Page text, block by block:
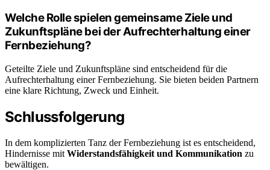
Welche Rolle spielen gemeinsame Ziele und
Zukunftspläne bei der Aufrechterhaltung einer
Fernbeziehung?
Geteilte Ziele und Zukunftspläne sind entscheidend für die
Aufrechterhaltung einer Fernbeziehung. Sie bieten beiden Partnern
eine klare Richtung, Zweck und Einheit.
Schlussfolgerung
In dem komplizierten Tanz der Fernbeziehung ist es entscheidend,
Hindernisse mit Widerstandsfähigkeit und Kommunikation zu
bewältigen.